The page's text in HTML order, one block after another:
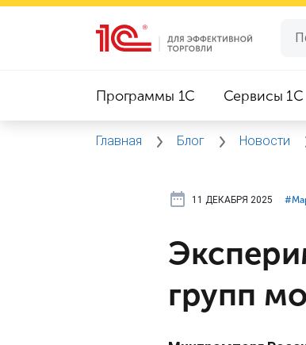
Программы 1C Сервисы 1C
Главная Блог Новости
11 ДЕКАБРЯ 2025
групп